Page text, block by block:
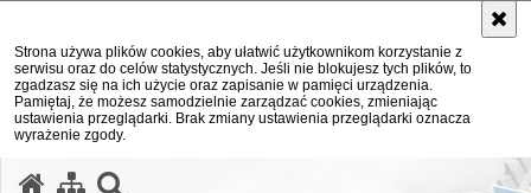
Strona używa plików cookies, aby ułatwić użytkownikom korzystanie z
serwisu oraz do celów statystycznych. Jeśli nie blokujesz tych plików, to
zgadzasz się na ich użycie oraz zapisanie w pamięci urządzenia.
Pamiętaj, że możesz samodzielnie zarządzać cookies, zmieniając
ustawienia przeglądarki. Brak zmiany ustawienia przeglądarki oznacza
wyrażenie zgody.